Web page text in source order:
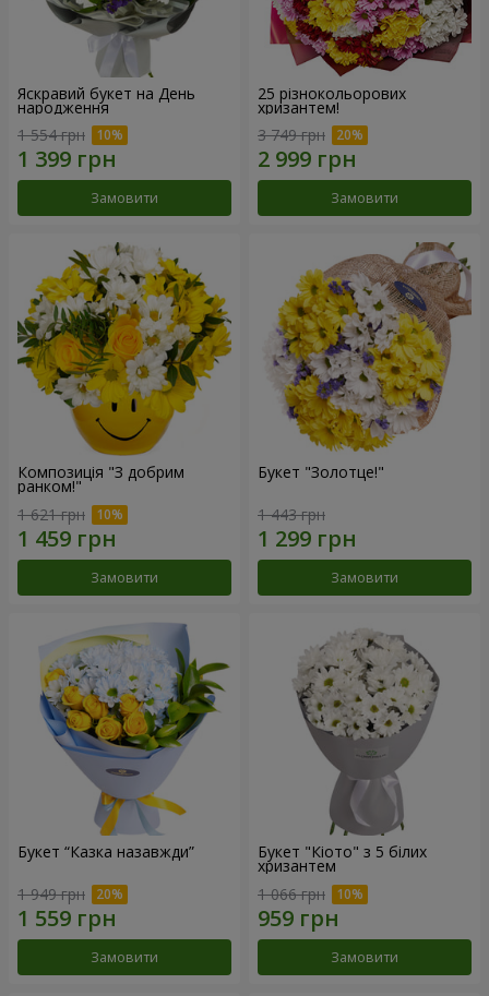
Яскравий букет на День
народження
1 554 грн
Замовити
25 різнокольорових
хризантем!
3 749 грн
Замовити
Композиція "З добрим
ранком!"
1 621 грн
Замовити
Букет "Золотце!"
1 443 грн
Замовити
Букет “Казка назавжди”
1 949 грн
Замовити
Букет "Кіото" з 5 білих
хризантем
1 066 грн
Замовити